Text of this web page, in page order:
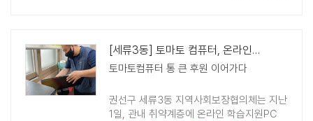
[세류3동] 토마토 컴퓨터, 온라인 학습지원PC 전달
토마토컴퓨터 통 큰 후원 이어가다
권선구 세류3동 지역사회보장협의체는 지난
1일, 관내 취약계층에 온라인 학습지원PC